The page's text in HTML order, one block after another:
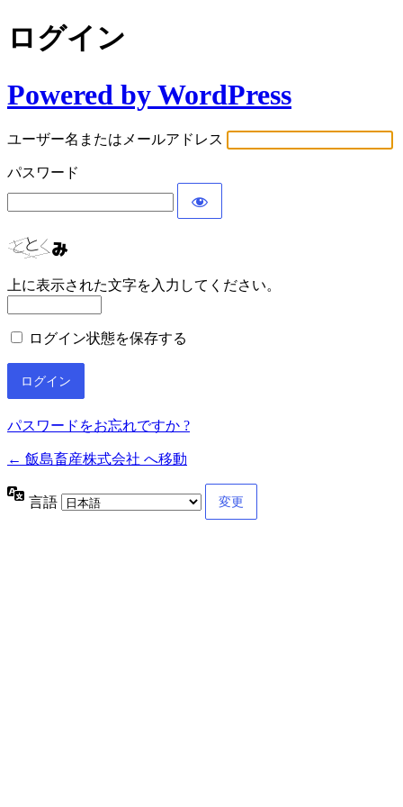
ログイン
Powered by WordPress
ユーザー名またはメールアドレス
パスワード
上に表示された文字を入力してください。
ログイン状態を保存する
パスワードをお忘れですか ?
← 飯島畜産株式会社 へ移動
言語